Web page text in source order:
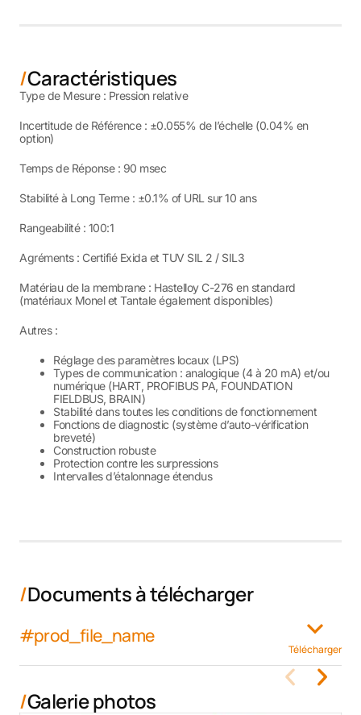
Caractéristiques
Type de Mesure : Pression relative
Incertitude de Référence : ±0.055% de l’échelle (0.04% en
option)
Temps de Réponse : 90 msec
Stabilité à Long Terme : ±0.1% of URL sur 10 ans
Rangeabilité : 100:1
Agréments : Certifié Exida et TUV SIL 2 / SIL3
Matériau de la membrane : Hastelloy C-276 en standard
(matériaux Monel et Tantale également disponibles)
Autres :
Réglage des paramètres locaux (LPS)
Types de communication : analogique (4 à 20 mA) et/ou
numérique (HART, PROFIBUS PA, FOUNDATION
FIELDBUS, BRAIN)
Stabilité dans toutes les conditions de fonctionnement
Fonctions de diagnostic (système d’auto-vérification
breveté)
Construction robuste
Protection contre les surpressions
Intervalles d’étalonnage étendus
Documents à télécharger
#prod_file_name
Télécharger
Galerie photos